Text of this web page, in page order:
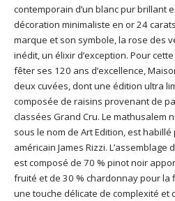
contemporain d’un blanc pur brillant
décoration minimaliste en or 24
marque et son symbole, la rose des
inédit, un élixir d’exception. Pour
fêter ses 120 ans d’excellence,
deux cuvées, dont une édition ultra
composée de raisins provenant de
classées Grand Cru. Le mathusalem
sous le nom de Art Edition, est
américain James Rizzi.
est composé de 70 % pinot noir
fruité et de 30 % chardonnay pour la
une touche délicate de complexité et